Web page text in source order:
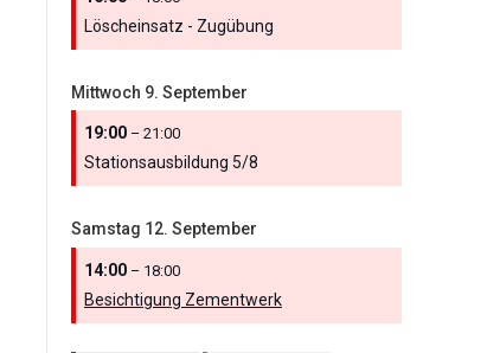
Löscheinsatz - Zugübung
Mittwoch 9. September
19:00 – 21:00
Stationsausbildung 5/8
Samstag 12. September
14:00 – 18:00
Besichtigung Zementwerk